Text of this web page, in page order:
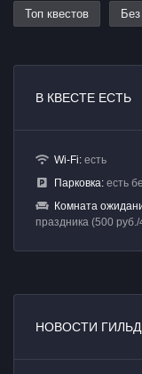
Топ квестов
В КВЕСТЕ ЕСТЬ
Wi-Fi: есть
Парковка: есть
Комната
праздника (500
НОВОСТИ